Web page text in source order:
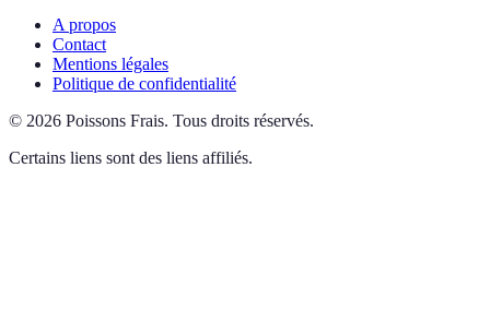
A propos
Contact
Mentions légales
Politique de confidentialité
© 2026 Poissons Frais. Tous droits réservés.
Certains liens sont des liens affiliés.